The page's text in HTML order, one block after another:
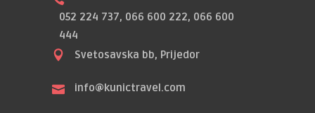
052 224 737, 066 600 222, 066 600
444
Svetosavska bb, Prijedor
info@kunictravel.com